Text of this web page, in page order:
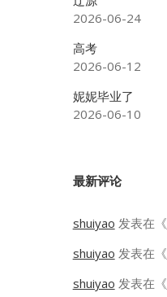
2026-06-24
高考
2026-06-12
妮妮毕业了
2026-06-10
最新评论
shuiyao 发表在《
shuiyao 发表在《
shuiyao 发表在《